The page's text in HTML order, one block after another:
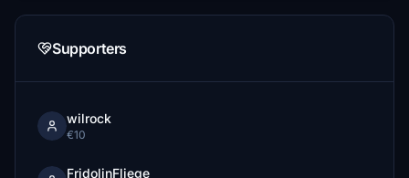
Supporters
wilrock
€10
FridolinFliege